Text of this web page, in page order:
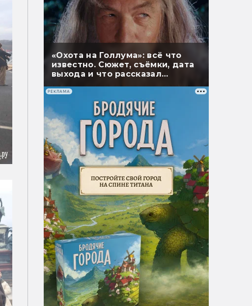
«Охота на Голлума»: всё что
известно. Сюжет, съёмки, дата
выхода и что рассказал
РЕКЛАМА